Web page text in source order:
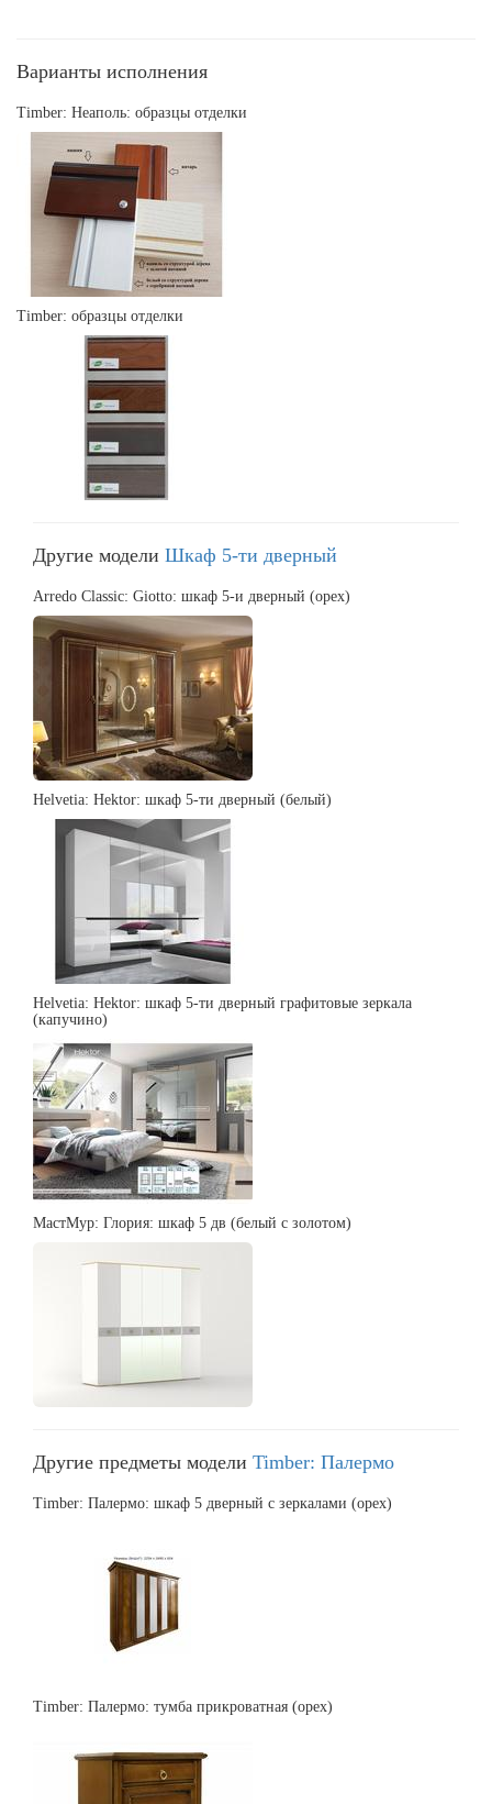
Варианты исполнения
Timber: Неаполь: образцы отделки
Timber: образцы отделки
Другие модели Шкаф 5-ти дверный
Arredo Classic: Giotto: шкаф 5-и дверный (орех)
Helvetia: Hektor: шкаф 5-ти дверный (белый)
Helvetia: Hektor: шкаф 5-ти дверный графитовые зеркала
(капучино)
МастМур: Глория: шкаф 5 дв (белый с золотом)
Другие предметы модели Timber: Палермо
Timber: Палермо: шкаф 5 дверный с зеркалами (орех)
Timber: Палермо: тумба прикроватная (орех)